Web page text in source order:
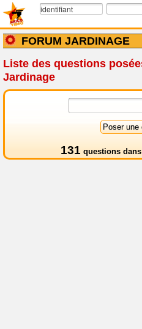
FORUM JARDINAGE
Liste des questions
Jardinage
131 questions